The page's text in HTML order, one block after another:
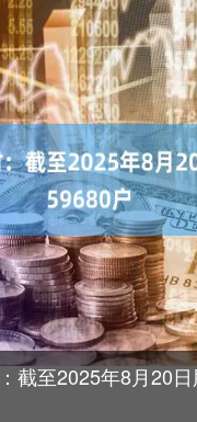
截至2025年8月20